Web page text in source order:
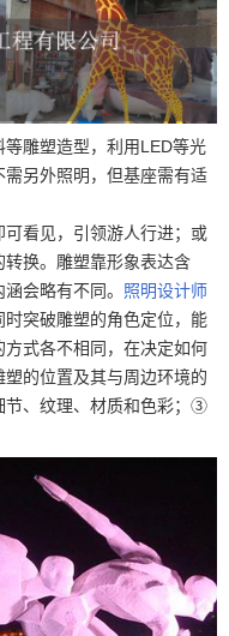
等雕塑造型，利用LED等光
另外照明，但基座需有适
看见，引领游人行进；或
换。雕塑靠形象表达含
会略有不同。 照明设计师
突破雕塑的角色定位，能
式各不相同，在决定如何
的位置及其与周边环境的
节、纹理、材质和色彩；③